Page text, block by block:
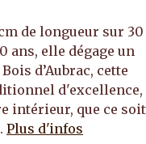
de longueur sur
ans, elle dégage un
d’Aubrac, cette
d'excellence,
intérieur, que ce
Plus d'infos